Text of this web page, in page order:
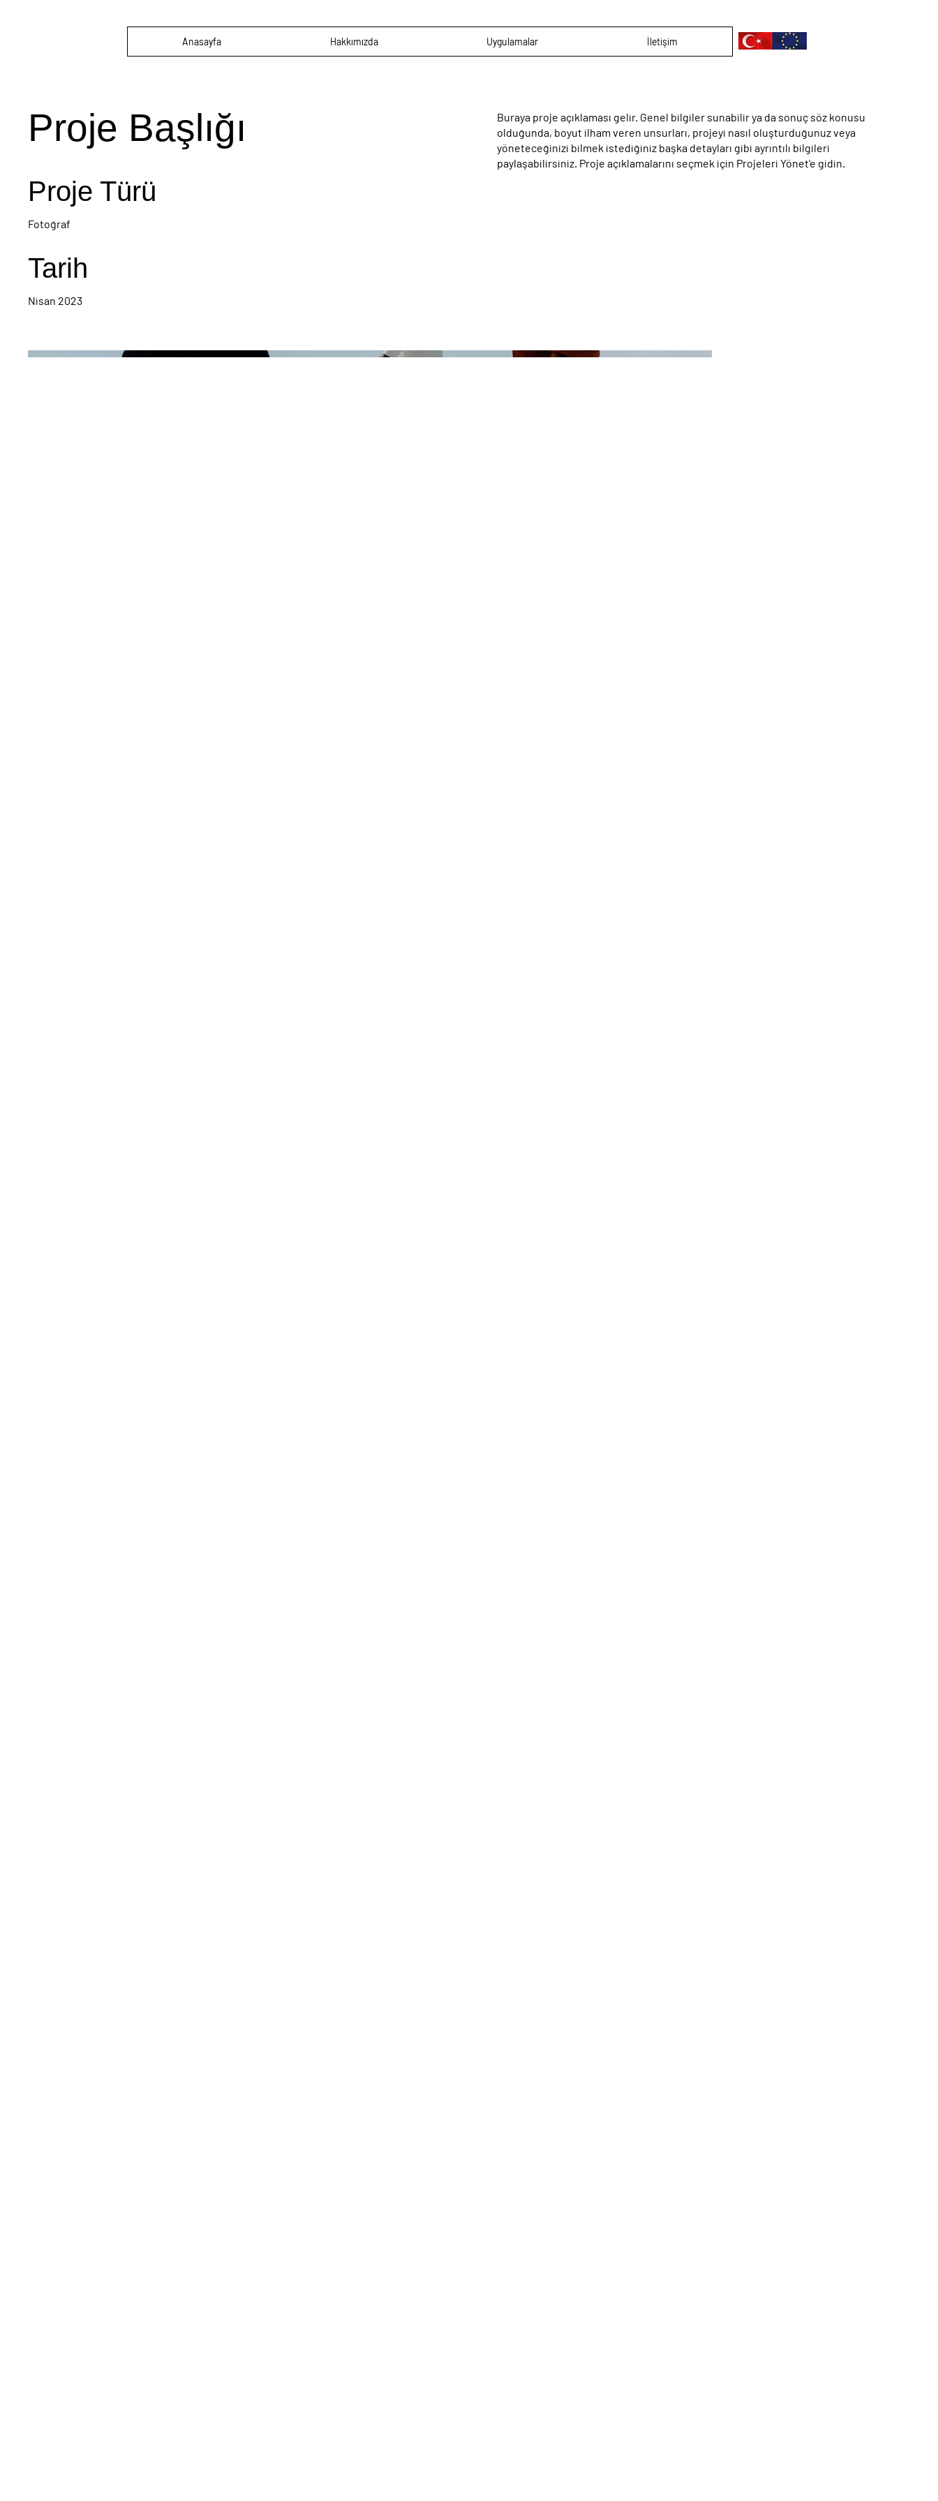
Anasayfa Hakkımızda Uygulamalar İletişim
Proje Başlığı
Proje Türü
Fotoğraf
Tarih
Nisan 2023
Buraya proje açıklaması gelir. Genel bilgiler sunabilir ya da sonuç söz konusu
olduğunda, boyut ilham veren unsurları, projeyi nasıl oluşturduğunuz veya
yöneteceğinizi bilmek istediğiniz başka detayları gibi ayrıntılı bilgileri
paylaşabilirsiniz. Proje açıklamalarını seçmek için Projeleri Yönet'e gidin.